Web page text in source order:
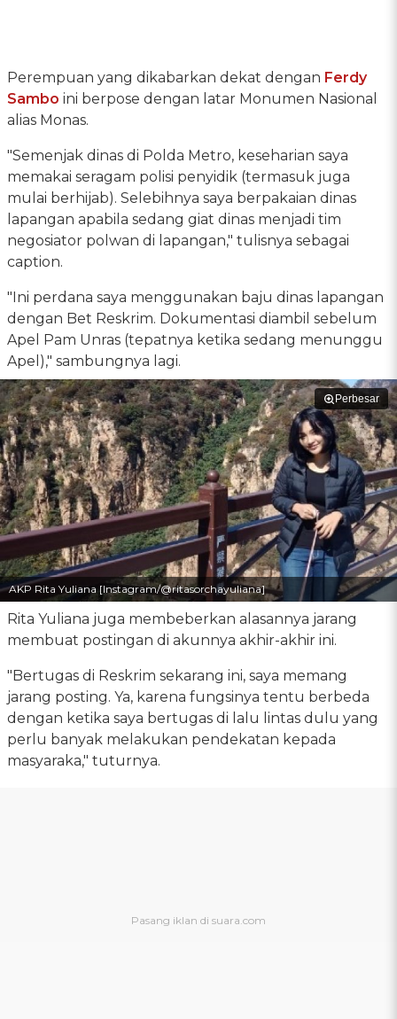
Perempuan yang dikabarkan dekat dengan Ferdy
Sambo ini berpose dengan latar Monumen Nasional
alias Monas.
"Semenjak dinas di Polda Metro, keseharian saya
memakai seragam polisi penyidik (termasuk juga
mulai berhijab). Selebihnya saya berpakaian dinas
lapangan apabila sedang giat dinas menjadi tim
negosiator polwan di lapangan," tulisnya sebagai
caption.
"Ini perdana saya menggunakan baju dinas lapangan
dengan Bet Reskrim. Dokumentasi diambil sebelum
Apel Pam Unras (tepatnya ketika sedang menunggu
Apel)," sambungnya lagi.
Perbesar
AKP Rita Yuliana [Instagram/@ritasorchayuliana]
Rita Yuliana juga membeberkan alasannya jarang
membuat postingan di akunnya akhir-akhir ini.
"Bertugas di Reskrim sekarang ini, saya memang
jarang posting. Ya, karena fungsinya tentu berbeda
dengan ketika saya bertugas di lalu lintas dulu yang
perlu banyak melakukan pendekatan kepada
masyaraka," tuturnya.